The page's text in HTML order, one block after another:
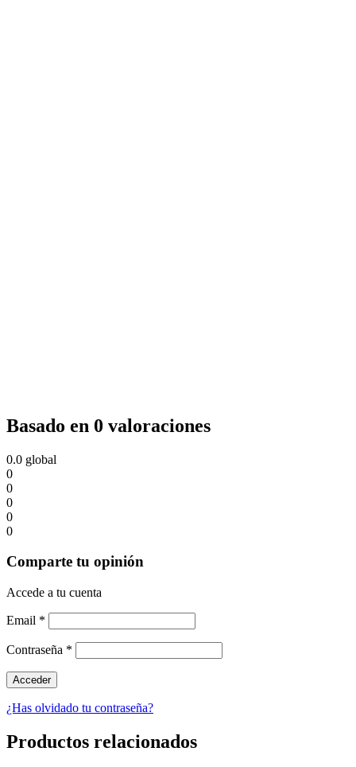
Basado en 0 valoraciones
0.0 global
0
0
0
0
0
Comparte tu opinión
Accede a tu cuenta
Email *
Contraseña *
¿Has olvidado tu contraseña?
Productos relacionados